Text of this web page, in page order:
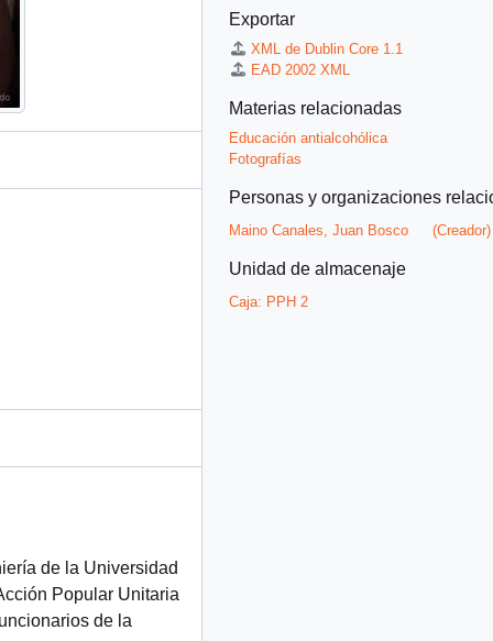
de la Universidad
Popular Unitaria
de la
Exportar
XML de Dublin Core 1.1
EAD 2002 XML
Materias relacionadas
Educación antialcohólica
Fotografías
Personas y organizaciones
Maino Canales, Juan Bosco (Creador)
Unidad de almacenaje
Caja: PPH 2